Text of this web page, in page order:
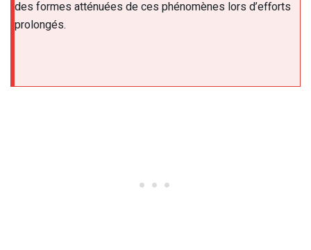
des formes atténuées de ces phénomènes lors d’efforts
prolongés.